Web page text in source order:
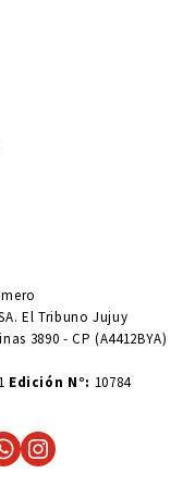
El Tribuno Jujuy
3890 - CP (A4412BYA)
Edición N°: 10784